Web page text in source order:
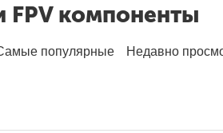
FPV компоненты
популярные Недавно